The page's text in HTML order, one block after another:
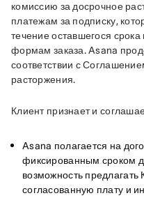
комиссию за досрочное
платежам за подписку,
течение оставшегося
формам заказа. Asana
соответствии с
расторжения.
Клиент признает и
Asana полагается на
фиксированным сроком
возможность предлагать
согласованную плату и